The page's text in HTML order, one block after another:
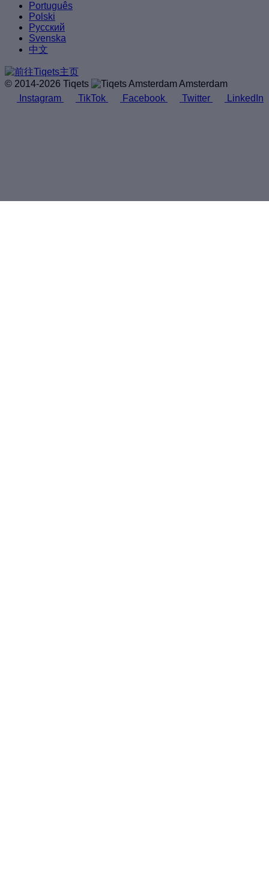
Português
Polski
Русский
Svenska
中文
© 2014-2026 Tiqets
Amsterdam
Instagram
TikTok Facebook Twitter LinkedIn